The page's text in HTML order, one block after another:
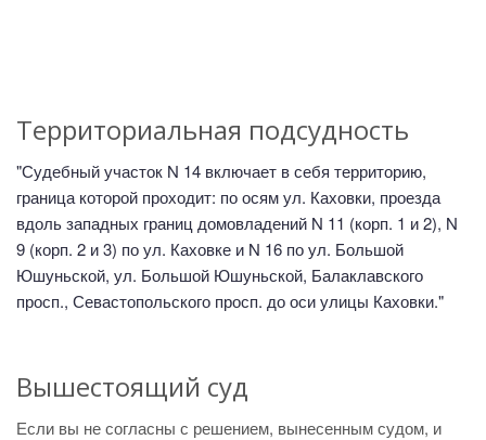
Территориальная подсудность
"Судебный участок N 14 включает в себя территорию,
граница которой проходит: по осям ул. Каховки, проезда
вдоль западных границ домовладений N 11 (корп. 1 и 2), N
9 (корп. 2 и 3) по ул. Каховке и N 16 по ул. Большой
Юшуньской, ул. Большой Юшуньской, Балаклавского
просп., Севастопольского просп. до оси улицы Каховки."
Вышестоящий суд
Если вы не согласны с решением, вынесенным судом, и